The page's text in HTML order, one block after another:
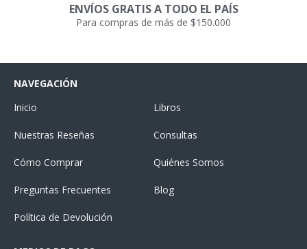
ENVÍOS GRATIS A TODO EL PAÍS
Para compras de más de $150.000
NAVEGACIÓN
Inicio
Libros
Nuestras Reseñas Consultas
Cómo Comprar Quiénes Somos
Preguntas Frecuentes Blog
Política de Devolución